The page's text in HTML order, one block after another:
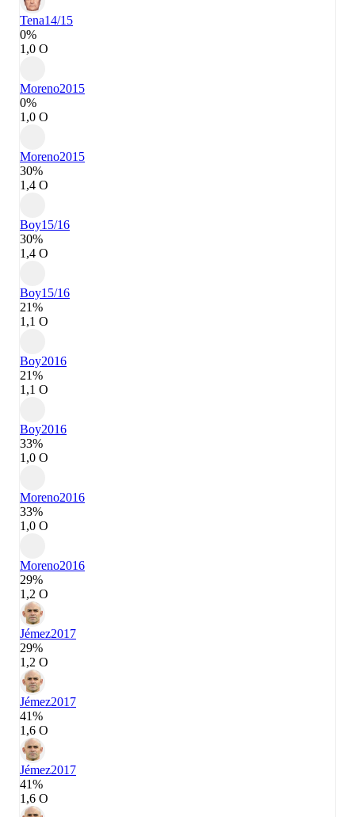
Tena14/15
0%
1,0 О
Moreno2015
0%
1,0 О
Moreno2015
30%
1,4 О
Boy15/16
30%
1,4 О
Boy15/16
21%
1,1 О
Boy2016
21%
1,1 О
Boy2016
33%
1,0 О
Moreno2016
33%
1,0 О
Moreno2016
29%
1,2 О
Jémez2017
29%
1,2 О
Jémez2017
41%
1,6 О
Jémez2017
41%
1,6 О